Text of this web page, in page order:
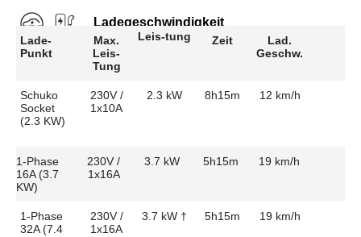
Ladegeschwindigkeit
Lade-
Punkt
Max.
Leis-
Tung
Leis-tung Zeit
Lad.
Geschw.
Schuko
Socket
(2.3 KW)
230V /
1x10A
2.3 kW 8h15m 12 km/h
1-Phase
16A (3.7
KW)
230V /
1x16A
3.7 kW 5h15m 19 km/h
1-Phase
32A (7.4
230V /
1x16A
3.7 kW † 5h15m 19 km/h